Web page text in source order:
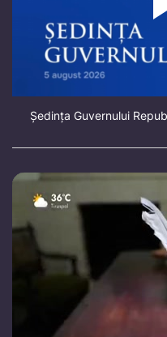
Ședința Guvernului